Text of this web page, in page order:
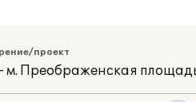
проект
м. Преображенская